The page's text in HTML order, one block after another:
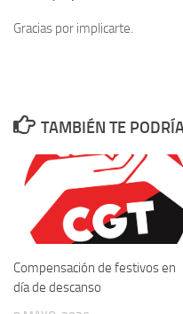
Gracias por implicarte.
TAMBIÉN TE
Compensación de festivos en
día de descanso